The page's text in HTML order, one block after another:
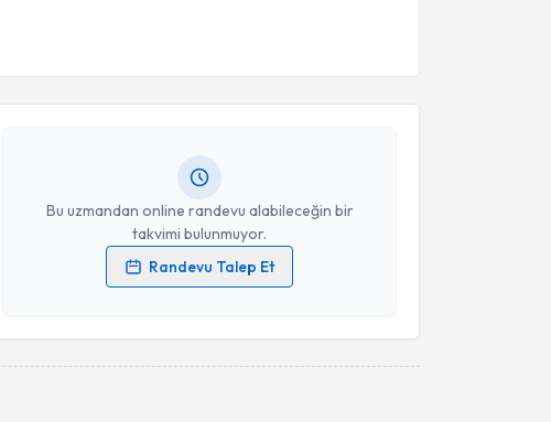
Bu uzmandan online randevu alabileceğin bir
takvimi bulunmuyor.
Randevu Talep Et
Kişisel verilerimin işlenmesine ilişkinAydınlatma Metni
işlenmesini kabul ediyorum.